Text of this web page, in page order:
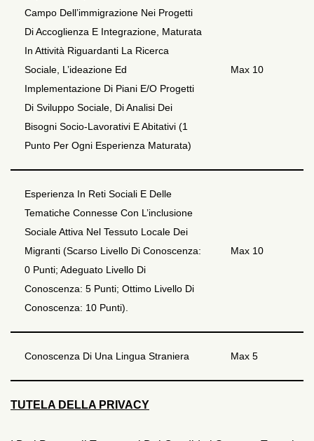
Campo Dell’immigrazione Nei Progetti
Di Accoglienza E Integrazione, Maturata
In Attività Riguardanti La Ricerca
Sociale, L’ideazione Ed
Implementazione Di Piani E/o Progetti
Di Sviluppo Sociale, Di Analisi Dei
Bisogni Socio-Lavorativi E Abitativi (1
Punto Per Ogni Esperienza Maturata)
Max 10
Esperienza In Reti Sociali E Delle
Tematiche Connesse Con L’inclusione
Sociale Attiva Nel Tessuto Locale Dei
Migranti (Scarso Livello Di Conoscenza:
0 Punti; Adeguato Livello Di
Conoscenza: 5 Punti; Ottimo Livello Di
Conoscenza: 10 Punti).
Max 10
Conoscenza Di Una Lingua Straniera Max 5
TUTELA DELLA PRIVACY